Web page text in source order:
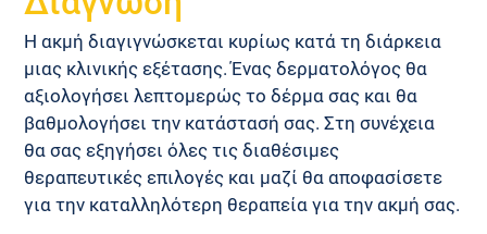
Η ακμή διαγιγνώσκεται κυρίως κατά τη διάρκεια
μιας κλινικής εξέτασης. Ένας δερματολόγος θα
αξιολογήσει λεπτομερώς το δέρμα σας και θα
βαθμολογήσει την κατάστασή σας. Στη συνέχεια
θα σας εξηγήσει όλες τις διαθέσιμες
θεραπευτικές επιλογές και μαζί θα αποφασίσετε
για την καταλληλότερη θεραπεία για την ακμή σας.